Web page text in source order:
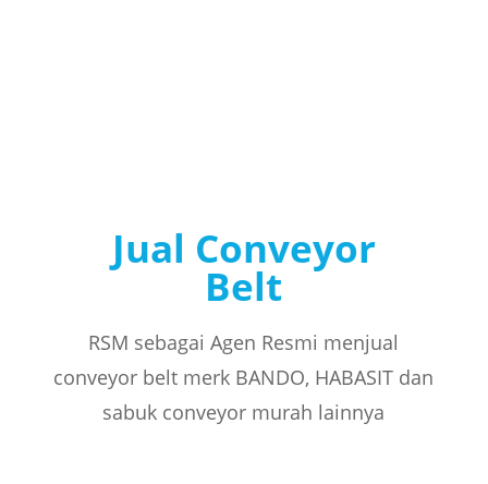
Jual Conveyor
Belt
RSM sebagai Agen Resmi menjual
conveyor belt merk BANDO, HABASIT dan
sabuk conveyor murah lainnya